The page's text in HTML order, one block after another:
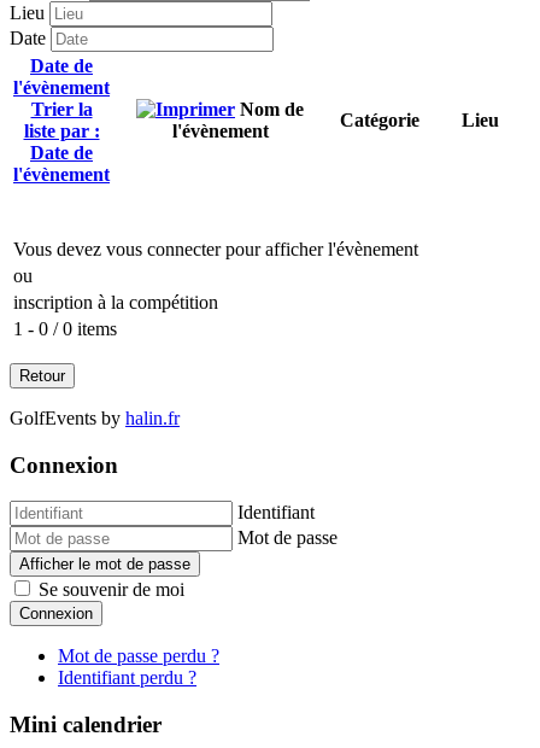
Lieu
Date
Date de
l'évènement
Trier la
liste par :
Date de
l'évènement
Nom de
l'évènement
Catégorie Lieu
1 - 0 / 0 items
Vous devez vous connecter pour afficher l'évènement
ou
inscription à la compétition
GolfEvents by halin.fr
Connexion
Identifiant
Mot de passe
Afficher le mot de passe
Se souvenir de moi
Connexion
Mot de passe perdu ?
Identifiant perdu ?
Mini calendrier